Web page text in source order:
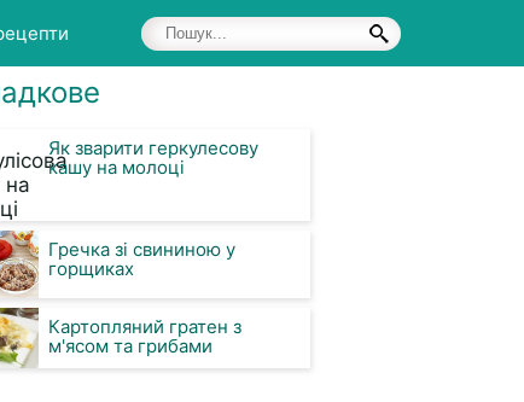
Як зварити геркулесову
кашу на молоці
Гречка зі свининою у
горщиках
Картопляний гратен з
м'ясом та грибами